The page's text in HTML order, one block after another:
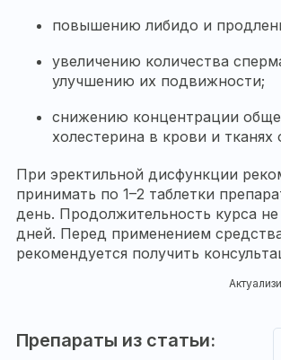
повышению либидо и
увеличению количества
улучшению их подвижности;
снижению концентрации
холестерина в крови и тканях
При эректильной дисфункции
принимать по 1–2 таблетки
день. Продолжительность курса
дней. Перед применением
рекомендуется получить
Препараты из статьи: